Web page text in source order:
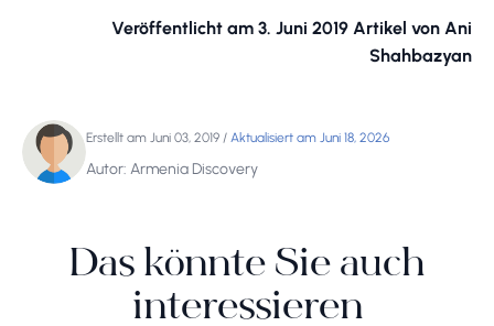
Veröffentlicht am 3. Juni 2019 Artikel von Ani
Shahbazyan
Erstellt am Juni 03, 2019 / Aktualisiert am Juni 18, 2026
Autor: Armenia Discovery
Das könnte Sie auch
interessieren